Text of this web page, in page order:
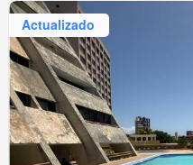
Actualizado